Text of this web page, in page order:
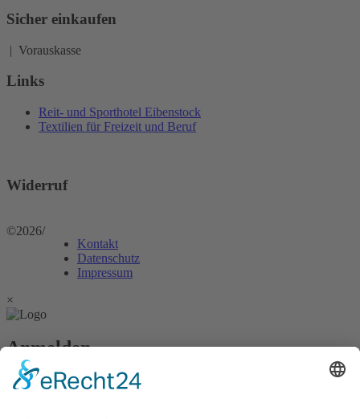
Sicher einkaufen
| Vorauskasse
Links
Reit- und Sporthotel Eibenstock
Textilien für Freizeit und Beruf
Widerruf
©2026/
Kontakt
Datenschutz
Impressum
×
Anmelden